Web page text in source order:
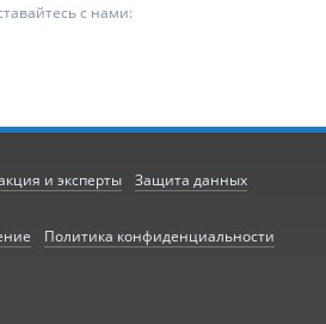
с нами:
и эксперты Защита данных
Политика конфиденциальности